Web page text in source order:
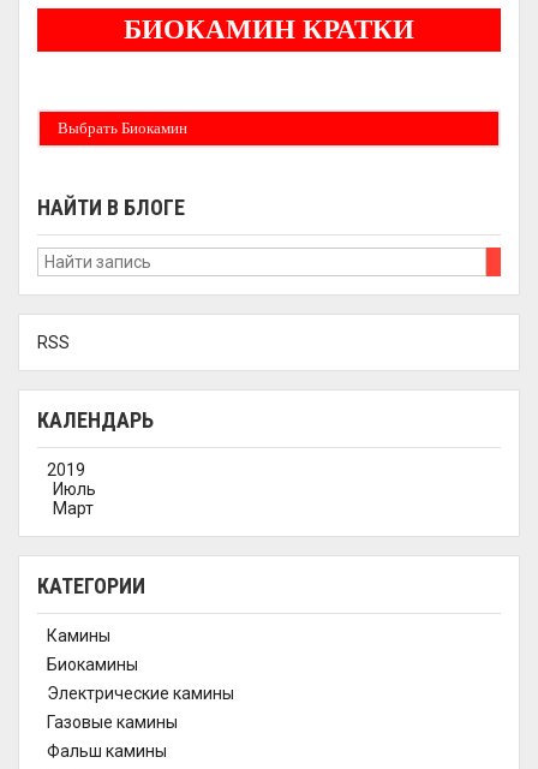
БИОКАМИН КРАТКИ
Выбрать Биокамин
НАЙТИ В БЛОГЕ
RSS
КАЛЕНДАРЬ
2019
Июль
Март
КАТЕГОРИИ
Камины
Биокамины
Электрические камины
Газовые камины
Фальш камины